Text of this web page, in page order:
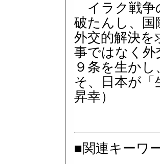
イラク戦争
破たんし、国
外交的解決を
事ではなく外
９条を生か
そ、日本が
昇幸）
■関連キーワ